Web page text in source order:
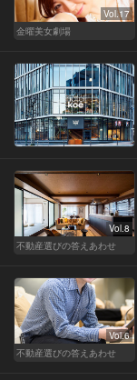
Vol.17
金曜美女劇場
Vol.8
不動産選びの答えあわせ
Vol.6
不動産選びの答えあわせ